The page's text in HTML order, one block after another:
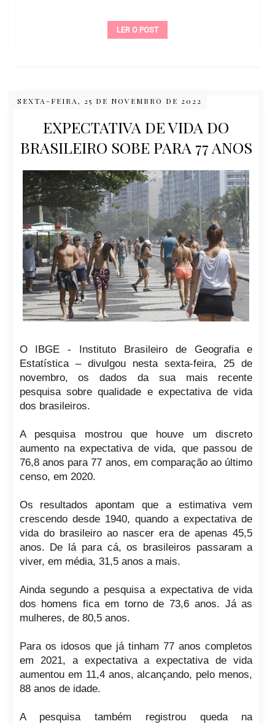
LER O POST
SEXTA-FEIRA, 25 DE NOVEMBRO DE 2022
EXPECTATIVA DE VIDA DO
BRASILEIRO SOBE PARA 77 ANOS
O IBGE - Instituto Brasileiro de Geografia e
Estatística – divulgou nesta sexta-feira, 25 de
novembro, os dados da sua mais recente
pesquisa sobre qualidade e expectativa de vida
dos brasileiros.
A pesquisa mostrou que houve um discreto
aumento na expectativa de vida, que passou de
76,8 anos para 77 anos, em comparação ao último
censo, em 2020.
Os resultados apontam que a estimativa vem
crescendo desde 1940, quando a expectativa de
vida do brasileiro ao nascer era de apenas 45,5
anos. De lá para cá, os brasileiros passaram a
viver, em média, 31,5 anos a mais.
Ainda segundo a pesquisa a expectativa de vida
dos homens fica em torno de 73,6 anos. Já as
mulheres, de 80,5 anos.
Para os idosos que já tinham 77 anos completos
em 2021, a expectativa a expectativa de vida
aumentou em 11,4 anos, alcançando, pelo menos,
88 anos de idade.
A pesquisa também registrou queda na